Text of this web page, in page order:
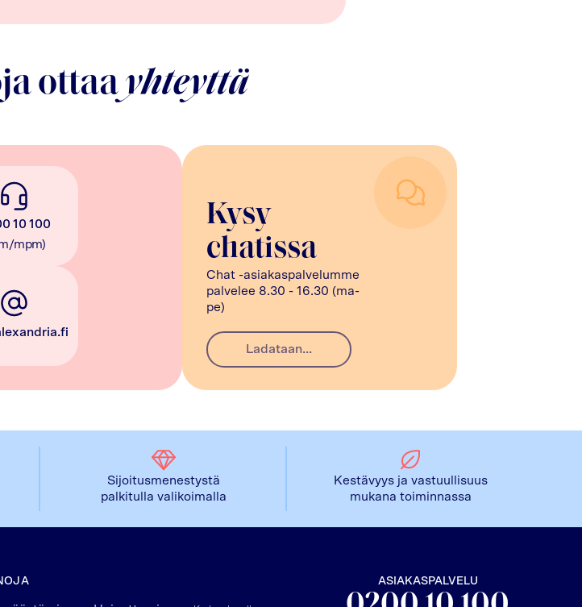
ottaayhteyttä
10 100
mpm)
Kysy
chatissa
Chat -asiakaspalvelumme
palvelee 8.30 - 16.30 (ma-
pe)
Ladataan...
Sijoitusmenestystä
palkitulla valikoimalla
Kestävyys ja vastuullisuus
mukana toiminnassa
ASIAKASPALVELU